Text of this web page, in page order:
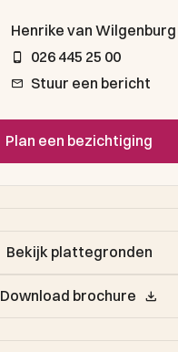
Henrike van Wilgenburg
026 445 25 00
Stuur een bericht
Plan een bezichtiging
Bekijk plattegronden
Download brochure